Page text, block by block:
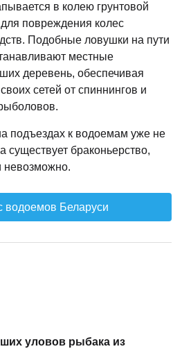
в колею грунтовой
для повреждения колес
Подобные ловушки на пути
местные
деревень, обеспечивая
сетей от спиннингов и
подъездах к водоемам уже не
существует браконьерство,
невозможно.
водоемов Беларуси
уловов рыбака из